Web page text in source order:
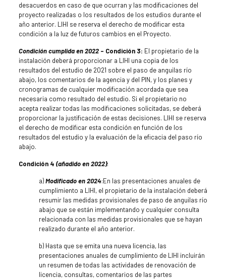
desacuerdos en caso de que ocurran y las modificaciones del
proyecto realizadas o los resultados de los estudios durante el
año anterior. LIHI se reserva el derecho de modificar esta
condición a la luz de futuros cambios en el Proyecto.
Condición cumplida en 2022– Condición 3: El propietario de la
instalación deberá proporcionar a LIHI una copia de los
resultados del estudio de 2021 sobre el paso de anguilas río
abajo, los comentarios de la agencia y del PIN, y los planes y
cronogramas de cualquier modificación acordada que sea
necesaria como resultado del estudio. Si el propietario no
acepta realizar todas las modificaciones solicitadas, se deberá
proporcionar la justificación de estas decisiones. LIHI se reserva
el derecho de modificar esta condición en función de los
resultados del estudio y la evaluación de la eficacia del paso río
abajo.
Condición 4 (añadido en 2022):
a)Modificado en 2024:En las presentaciones anuales de
cumplimiento a LIHI, el propietario de la instalación deberá
resumir las medidas provisionales de paso de anguilas río
abajo que se están implementando y cualquier consulta
relacionada con las medidas provisionales que se hayan
realizado durante el año anterior.
b) Hasta que se emita una nueva licencia, las
presentaciones anuales de cumplimiento de LIHI incluirán
un resumen de todas las actividades de renovación de
licencia, consultas, comentarios de las partes